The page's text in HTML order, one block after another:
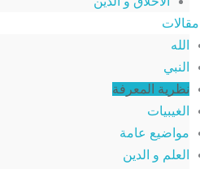
مقالات
الله
النبي
نظرية المعرفة
الغيبيات
مواضيع عامة
العلم و الدين